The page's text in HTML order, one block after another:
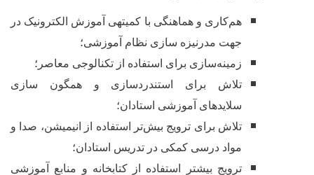
هم‌کاری و هماهنگی با کمیته‏ی آموزش الکترونیک در
جهت مدرنیزه سازی نظام آموزشی؛
زمینهسازی برای استفاده از تکنالوجی معاصر؛
تلاش برای استندردسازی و همگون سازی
سلایدهای آموزشی استادان؛
تلاش برای ترویج بیش‌تر استفاده از انیمیشن، صدا و
مواد درسی کمکی در تدریس استادان؛
ترویج بیشتر استفاده از کتابخانه و منابع آموزشی